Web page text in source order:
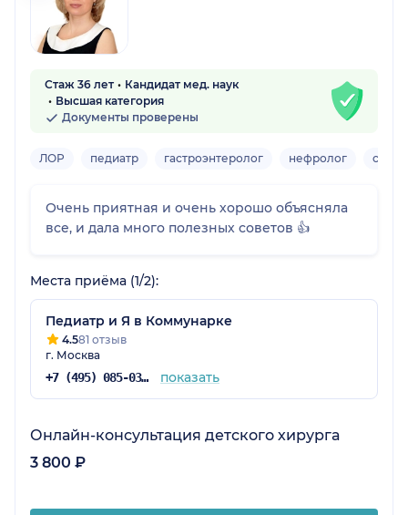
Стаж 36 лет
Кандидат мед. наук
Высшая категория
Документы проверены
ЛОР педиатр гастроэнтеролог нефролог
Очень приятная и очень хорошо объясняла
все, и дала много полезных советов 👍
Места приёма (1/2):
Педиатр и Я в Коммунарке
4.581 отзыв
г. Москва
+7 (495) 085-03-06 показать
Онлайн-консультация детского хирурга
3 800 ₽